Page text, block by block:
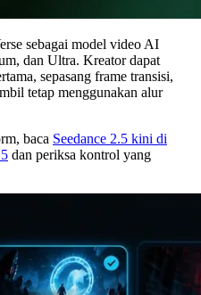
sebagai model video AI
dan Ultra. Kreator dapat
sepasang frame transisi,
tetap menggunakan alur
baca Seedance 2.5 kini di
dan periksa kontrol yang